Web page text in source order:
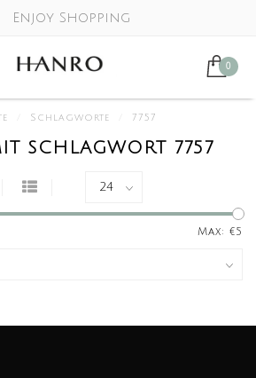
Enjoy Shopping
0
Schlagworte 7757
SCHLAGWORT 7757
Max: €5